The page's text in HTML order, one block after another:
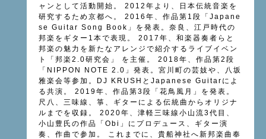
ャンとして活動開始。 2012年より、日本伝統音楽を
研究するため京都へ。 2016年、作品第1段「Japane
se Guitar Song Book」を発表。奈良、江戸時代の
邦楽をギター1本で表現。 2017年、和楽器奏者らと
邦楽の魅力を新たなアレンジで紹介するライブイベン
ト「邦楽2.0研究会」 を主催。 2018年、作品第2段
「NIPPON NOTE 2.0」発表。宮川町の芸妓や、八坂
雅楽会等参加。DJ KRUSHとJapanese Guitarによ
る共演。 2019年、作品第3段「花鳥風月」を発表。
尺八、三味線、箏、ギターによる伝統曲からオリジナ
ルまでを収録。 2020年、津軽三味線小山流3代目、
小山豊氏の作品「Obi」にプロデュース、ギター演
奏、作曲で参加。 これまでに、貴船神社へ新邦楽曲奉